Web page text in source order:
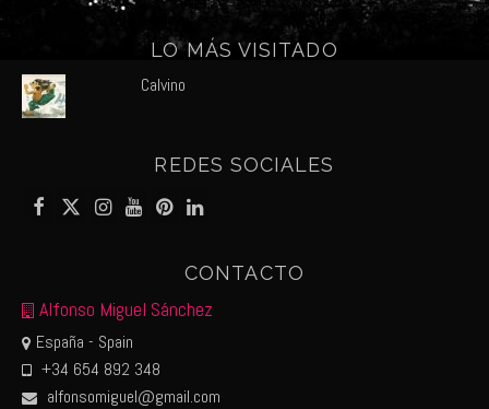
LO MÁS VISITADO
Calvino
REDES SOCIALES
CONTACTO
Alfonso Miguel Sánchez
España - Spain
+34 654 892 348
alfonsomiguel@gmail.com